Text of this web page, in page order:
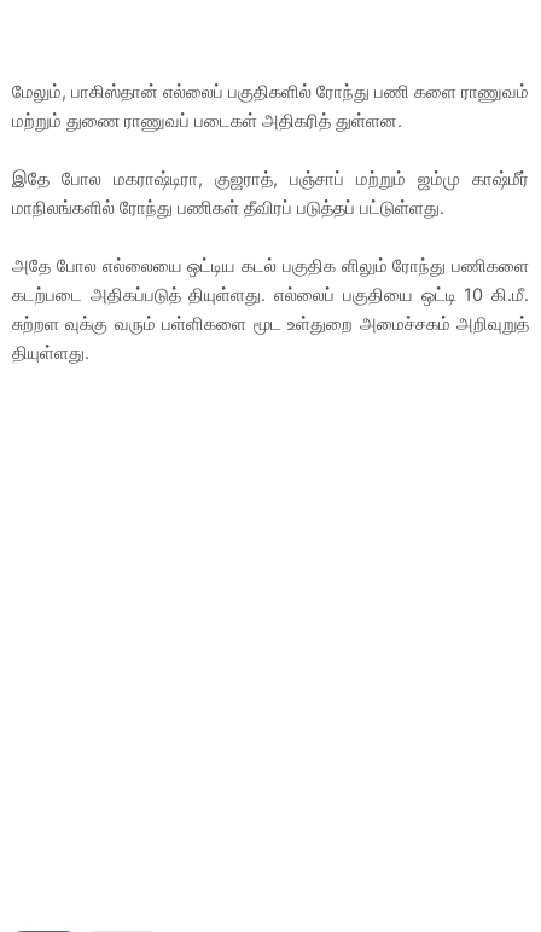
மேலும், பாகிஸ்தான் எல்லைப் பகுதிகளில் ரோந்து பணி களை ராணுவம்
மற்றும் துணை ராணுவப் படைகள் அதிகரித் துள்ளன.
இதே போல மகராஷ்டிரா, குஜராத், பஞ்சாப் மற்றும் ஜம்மு காஷ்மீர்
மாநிலங்களில் ரோந்து பணிகள் தீவிரப் படுத்தப் பட்டுள்ளது.
அதே போல எல்லையை ஒட்டிய கடல் பகுதிக ளிலும் ரோந்து பணிகளை
கடற்படை அதிகப்படுத் தியுள்ளது. எல்லைப் பகுதியை ஒட்டி 10 கி.மீ.
சுற்றள வுக்கு வரும் பள்ளிகளை மூட உள்துறை அமைச்சகம் அறிவுறுத்
தியுள்ளது.